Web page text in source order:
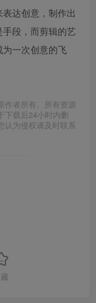
达创意，制作出
段，而剪辑的艺
一次创意的飞
作者所有。所有资源
下载后24小时内删
认为侵权请及时联系